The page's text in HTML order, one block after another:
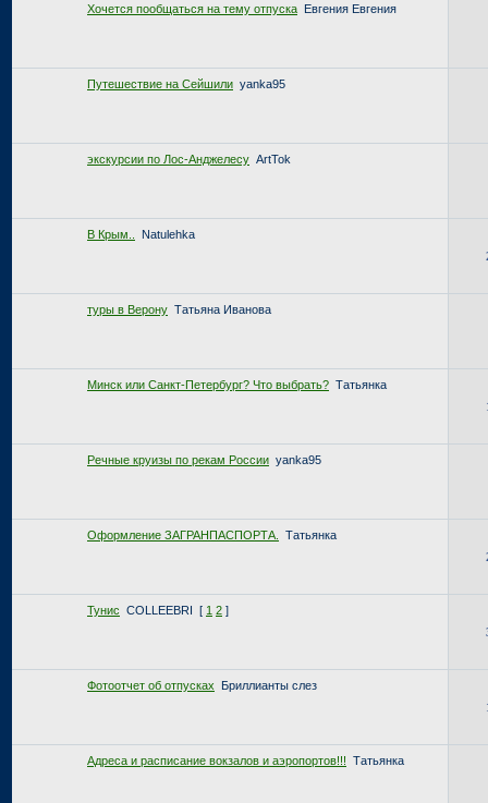
Хочется пообщаться на тему отпуска Евгения Евгения
Путешествие на Сейшили yanka95
экскурсии по Лос-Анджелесу ArtTok
В Крым..
Natulehka
туры в Верону Татьяна Иванова
Минск или Санкт-Петербург? Что выбрать? Татьянка
Речные круизы по рекам России yanka95
Оформление ЗАГРАНПАСПОРТА.
Татьянка
Тунис COLLEEBRI [ 1 2 ]
Фотоотчет об отпусках
Бриллианты слез
Адреса и расписание вокзалов и аэропортов!!! Татьянка